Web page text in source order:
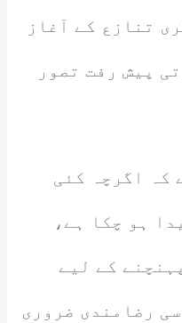
تنازع کے آغاز
پیش رفت تصور
کہ اگرچہ کئی
ہو چکا ہے،
کے لیے
رضامندی ضروری